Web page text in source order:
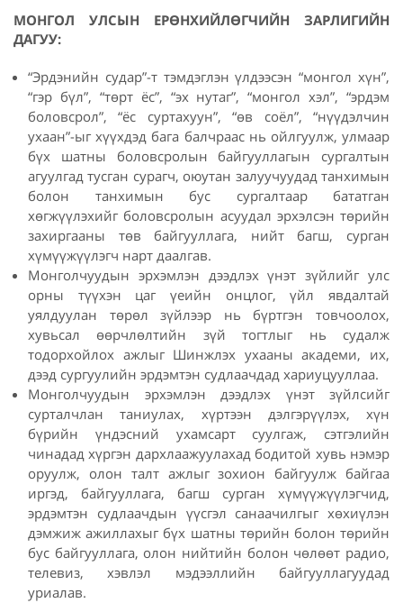
МОНГОЛ УЛСЫН ЕРӨНХИЙЛӨГЧИЙН ЗАРЛИГИЙН
ДАГУУ:
“Эрдэнийн судар”-т тэмдэглэн үлдээсэн “монгол хүн”,
“гэр бүл”, “төрт ёс”, “эх нутаг”, “монгол хэл”, “эрдэм
боловсрол”, “ёс суртахуун”, “өв соёл”, “нүүдэлчин
ухаан”-ыг хүүхдэд бага балчраас нь ойлгуулж, улмаар
бүх шатны боловсролын байгууллагын сургалтын
агуулгад тусган сурагч, оюутан залуучуудад танхимын
болон танхимын бус сургалтаар бататган
хөгжүүлэхийг боловсролын асуудал эрхэлсэн төрийн
захиргааны төв байгууллага, нийт багш, сурган
хүмүүжүүлэгч нарт даалгав.
Монголчуудын эрхэмлэн дээдлэх үнэт зүйлийг улс
орны түүхэн цаг үеийн онцлог, үйл явдалтай
уялдуулан төрөл зүйлээр нь бүртгэн товчоолох,
хувьсал өөрчлөлтийн зүй тогтлыг нь судалж
тодорхойлох ажлыг Шинжлэх ухааны академи, их,
дээд сургуулийн эрдэмтэн судлаачдад хариуцууллаа.
Монголчуудын эрхэмлэн дээдлэх үнэт зүйлсийг
сурталчлан таниулах, хүртээн дэлгэрүүлэх, хүн
бүрийн үндэсний ухамсарт суулгаж, сэтгэлийн
чинадад хүргэн дархлаажуулахад бодитой хувь нэмэр
оруулж, олон талт ажлыг зохион байгуулж байгаа
иргэд, байгууллага, багш сурган хүмүүжүүлэгчид,
эрдэмтэн судлаачдын үүсгэл санаачилгыг хөхиүлэн
дэмжиж ажиллахыг бүх шатны төрийн болон төрийн
бус байгууллага, олон нийтийн болон чөлөөт радио,
телевиз, хэвлэл мэдээллийн байгууллагуудад
уриалав.